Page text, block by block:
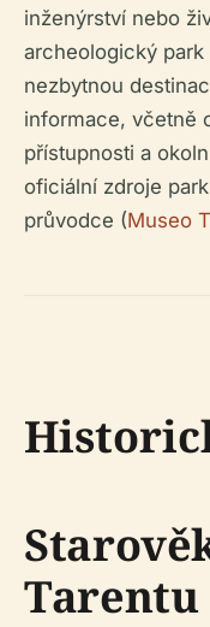
inženýrství nebo
archeologický park
nezbytnou
informace, včetně
přístupnosti a
oficiální zdroje
průvodce (Museo
Tarentu